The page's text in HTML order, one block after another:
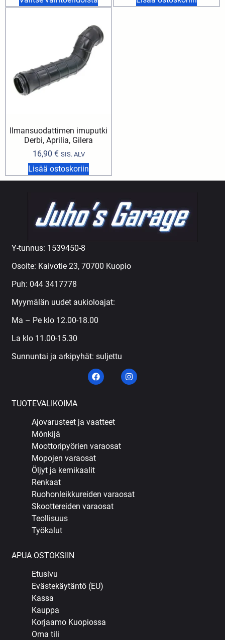
Ilmansuodattimen imuputki
Derbi, Aprilia, Gilera
16,90 € SIS. ALV
Lisää ostoskoriin
Y-tunnus: 1539450-8
Osoite: Kaivotie 23, 70700 Kuopio
Puh: 044 3417778
Myymälän uudet aukioloajat:
Ma – Pe klo 12.00-18.00
La klo 11.00-15.30
Sunnuntai ja arkipyhät: suljettu
TUOTEVALIKOIMA
Ajovarusteet ja vaatteet
Mönkijä
Moottoripyörien varaosat
Mopojen varaosat
Öljyt ja kemikaalit
Renkaat
Ruohonleikkureiden varaosat
Skoottereiden varaosat
Teollisuus
Työkalut
APUA OSTOKSIIN
Etusivu
Evästekäytäntö (EU)
Kassa
Kauppa
Korjaamo Kuopiossa
Oma tili